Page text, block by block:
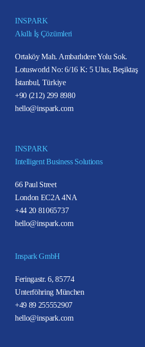
INSPARK
Akıllı İş Çözümleri
Ortaköy Mah. Ambarlıdere Yolu Sok.
Lotusworld No: 6/16 K: 5 Ulus, Beşiktaş
İstanbul, Türkiye
+90 (212) 299 8980
hello@inspark.com
INSPARK
Intelligent Business Solutions
66 Paul Street
London EC2A 4NA
+44 20 81065737
hello@inspark.com
Inspark GmbH
Feringastr. 6, 85774
Unterföhring München
+49 89 255552907
hello@inspark.com